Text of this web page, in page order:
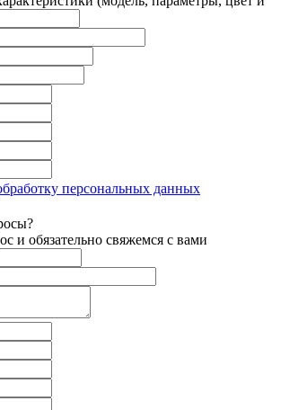
персональных данных
и обязательно свяжемся с вами